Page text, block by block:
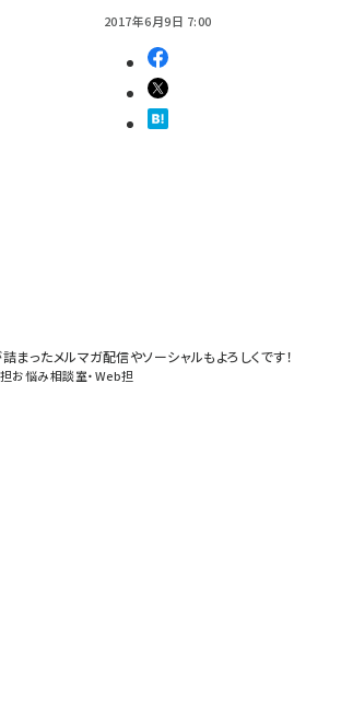
2017年6月9日 7:00
まったメルマガ配信やソーシャルもよろしくです！
お悩み相談室・Web担